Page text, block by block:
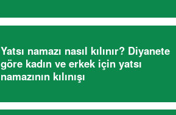
Yatsı namazı nasıl kılınır? Diyanete
göre kadın ve erkek için yatsı
namazının kılınışı